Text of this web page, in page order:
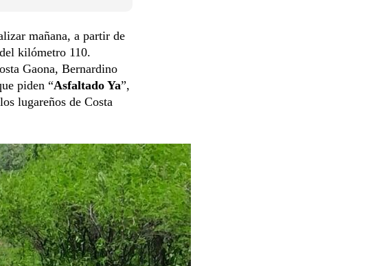
mañana, a partir de
kilómetro 110.
Gaona, Bernardino
piden “Asfaltado Ya”,
lugareños de Costa